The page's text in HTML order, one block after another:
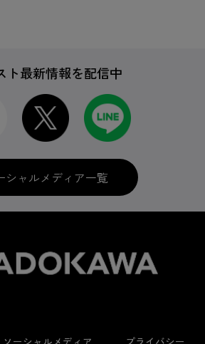
ト最新情報を配信中
シャルメディア一覧
ソーシャルメディア プライバシー